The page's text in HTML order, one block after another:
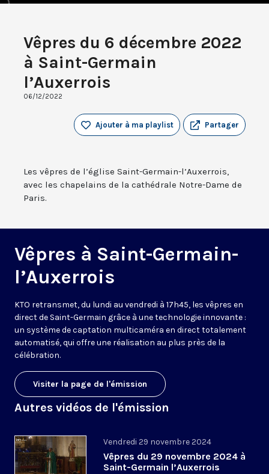
Vêpres du 6 décembre 2022
à Saint-Germain
l’Auxerrois
06/12/2022
Partager
Ajouter à ma playlist
Les vêpres de l’église Saint-Germain-l’Auxerrois,
avec les chapelains de la cathédrale Notre-Dame de
Paris.
Vêpres à Saint-Germain-
l’Auxerrois
KTO retransmet, du lundi au vendredi à 17h45, les vêpres en
direct de Saint-Germain grâce à une technologie innovante :
un système de captation multicaméra en direct totalement
automatisé, qui offre une réalisation au plus près de la
célébration.
Visiter la page de l'émission
Autres vidéos de l'émission
Vendredi 29 novembre 2024
Vêpres du 29 novembre 2024 à
Saint-Germain l’Auxerrois